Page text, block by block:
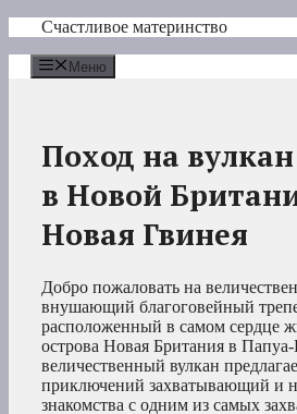
Перейти
содержимому
Счастливое материнство
Меню
Поход на
в Новой
Новая Гвинея
Добро пожаловать на
внушающий благоговейный
расположенный в самом сердце
острова Новая Британия в
величественный вулкан
приключений захватывающий и
знакомства с одним из самых